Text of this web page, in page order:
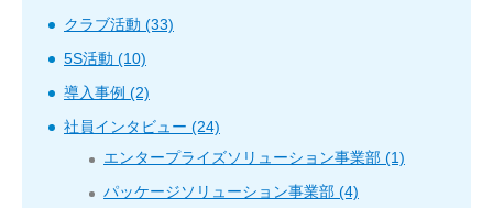
クラブ活動 (33)
5S活動 (10)
導入事例 (2)
社員インタビュー (24)
エンタープライズソリューション事業部 (1)
パッケージソリューション事業部 (4)